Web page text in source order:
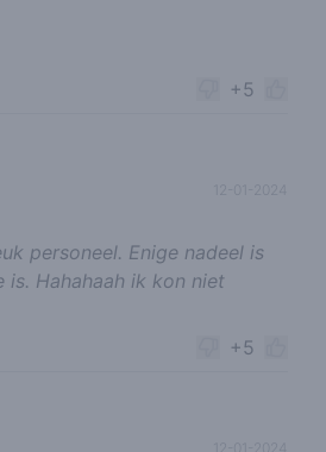
+5
personeel. Enige nadeel is
is. Hahahaah ik kon niet
+5